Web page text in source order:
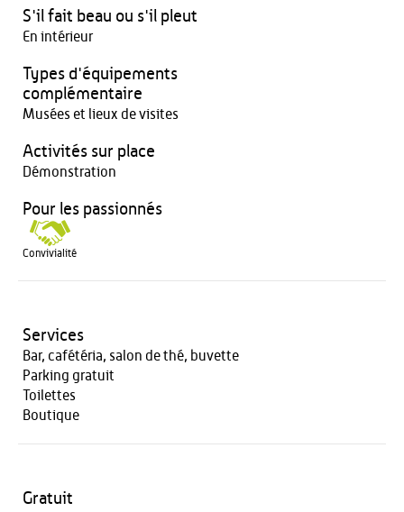
S'il fait beau ou s'il pleut
En intérieur
Types d'équipements
complémentaire
Musées et lieux de visites
Activités sur place
Démonstration
Pour les passionnés
Convivialité
Services
Bar, cafétéria, salon de thé, buvette
Parking gratuit
Toilettes
Boutique
Gratuit